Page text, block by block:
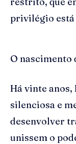
privilégio está
O nascimento
Há vinte
silenciosa e
desenvolver
unissem o